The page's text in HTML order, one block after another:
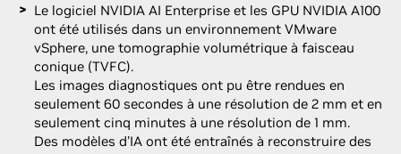
Le logiciel NVIDIA AI Enterprise et les GPU NVIDIA A100
ont été utilisés dans un environnement VMware
vSphere, une tomographie volumétrique à faisceau
conique (TVFC).
Les images diagnostiques ont pu être rendues en
seulement 60 secondes à une résolution de 2 mm et en
seulement cinq minutes à une résolution de 1 mm.
Des modèles d'IA ont été entraînés à reconstruire des